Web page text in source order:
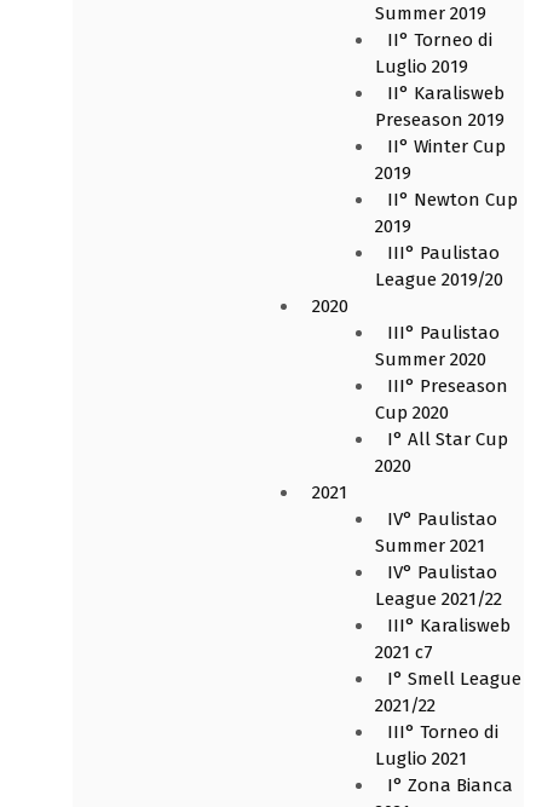
Summer 2019
II° Torneo di
Luglio 2019
II° Karalisweb
Preseason 2019
II° Winter Cup
2019
II° Newton Cup
2019
III° Paulistao
League 2019/20
2020
III° Paulistao
Summer 2020
III° Preseason
Cup 2020
I° All Star Cup
2020
2021
IV° Paulistao
Summer 2021
IV° Paulistao
League 2021/22
III° Karalisweb
2021 c7
I° Smell League
2021/22
III° Torneo di
Luglio 2021
I° Zona Bianca